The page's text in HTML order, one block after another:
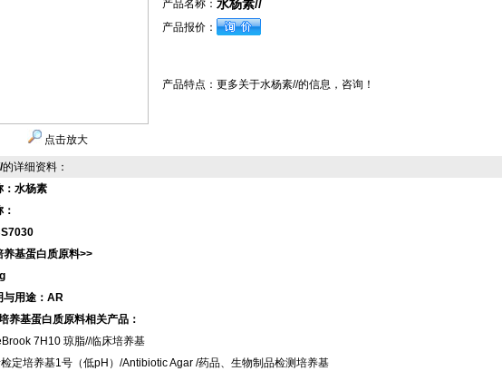
点击放大
产品名称： 水杨素//
产品报价：
产品特点： 更多关于水杨素//的信息，咨询！
的详细资料：
：水杨素
养基蛋白质原料>>
与用途：AR
养基蛋白质原料相关产品：
7H10 琼脂//临床培养基
定培养基1号（低pH）/Antibiotic Agar /药品、生物制品检测培养基